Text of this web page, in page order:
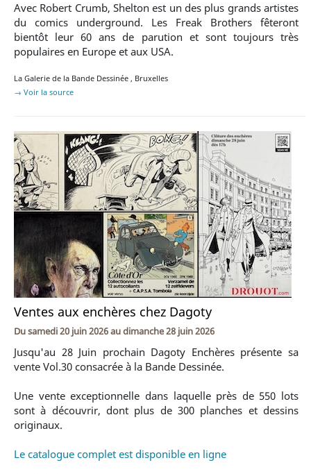
Avec Robert Crumb, Shelton est un des plus grands artistes
du comics underground. Les Freak Brothers fêteront
bientôt leur 60 ans de parution et sont toujours très
populaires en Europe et aux USA.
La Galerie de la Bande Dessinée , Bruxelles
→ Voir la source
Ventes aux enchères chez Dagoty
Dusamedi 20 juin 2026audimanche 28 juin 2026
Jusqu'au 28 Juin prochain Dagoty Enchères présente sa
vente Vol.30 consacrée à la Bande Dessinée.
Une vente exceptionnelle dans laquelle près de 550 lots
sont à découvrir, dont plus de 300 planches et dessins
originaux.
Le catalogue complet est disponible en ligne